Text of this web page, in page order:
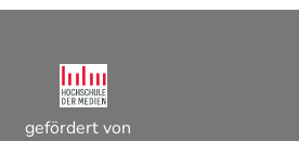
gefördert von